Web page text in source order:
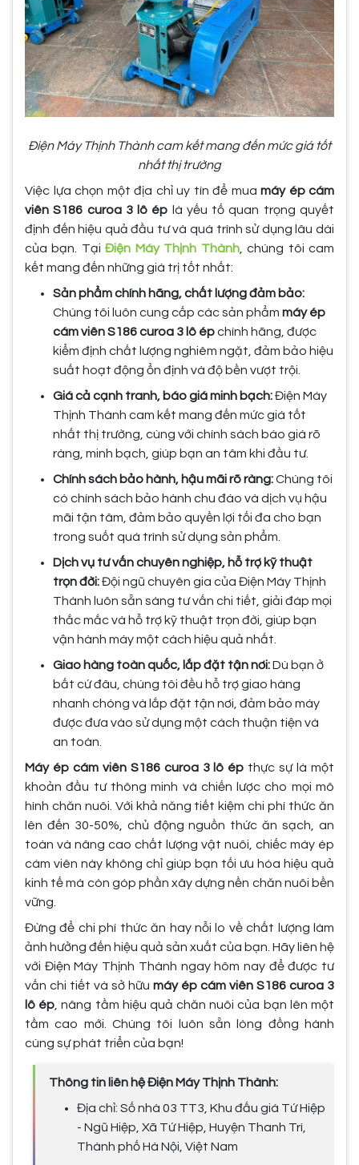
Điện Máy Thịnh Thành cam kết mang đến mức giá tốt
nhất thị trường
Việc lựa chọn một địa chỉ uy tín để mua máy ép cám
viên S186 curoa 3 lô ép là yếu tố quan trọng quyết
định đến hiệu quả đầu tư và quá trình sử dụng lâu dài
của bạn. TạiĐiện Máy Thịnh Thành, chúng tôi cam
kết mang đến những giá trị tốt nhất:
Sản phẩm chính hãng, chất lượng đảm bảo:
Chúng tôi luôn cung cấp các sản phẩm máy ép
cám viên S186 curoa 3 lô épchính hãng, được
kiểm định chất lượng nghiêm ngặt, đảm bảo hiệu
suất hoạt động ổn định và độ bền vượt trội.
Giá cả cạnh tranh, báo giá minh bạch:Điện Máy
Thịnh Thành cam kết mang đến mức giá tốt
nhất thị trường, cùng với chính sách báo giá rõ
ràng, minh bạch, giúp bạn an tâm khi đầu tư.
Chính sách bảo hành, hậu mãi rõ ràng:Chúng tôi
có chính sách bảo hành chu đáo và dịch vụ hậu
mãi tận tâm, đảm bảo quyền lợi tối đa cho bạn
trong suốt quá trình sử dụng sản phẩm.
Dịch vụ tư vấn chuyên nghiệp, hỗ trợ kỹ thuật
trọn đời:Đội ngũ chuyên gia của Điện Máy Thịnh
Thành luôn sẵn sàng tư vấn chi tiết, giải đáp mọi
thắc mắc và hỗ trợ kỹ thuật trọn đời, giúp bạn
vận hành máy một cách hiệu quả nhất.
Giao hàng toàn quốc, lắp đặt tận nơi:Dù bạn ở
bất cứ đâu, chúng tôi đều hỗ trợ giao hàng
nhanh chóng và lắp đặt tận nơi, đảm bảo máy
được đưa vào sử dụng một cách thuận tiện và
an toàn.
Máy ép cám viên S186 curoa 3 lô ép thực sự là một
khoản đầu tư thông minh và chiến lược cho mọi mô
hình chăn nuôi. Với khả năng tiết kiệm chi phí thức ăn
lên đến 30-50%, chủ động nguồn thức ăn sạch, an
toàn và nâng cao chất lượng vật nuôi, chiếc máy ép
cám viên này không chỉ giúp bạn tối ưu hóa hiệu quả
kinh tế mà còn góp phần xây dựng nền chăn nuôi bền
vững.
Đừng để chi phí thức ăn hay nỗi lo về chất lượng làm
ảnh hưởng đến hiệu quả sản xuất của bạn. Hãy liên hệ
với Điện Máy Thịnh Thành ngay hôm nay để được tư
vấn chi tiết và sở hữu máy ép cám viên S186 curoa 3
lô ép , nâng tầm hiệu quả chăn nuôi của bạn lên một
tầm cao mới. Chúng tôi luôn sẵn lòng đồng hành
cùng sự phát triển của bạn!
Thông tin liên hệ Điện Máy Thịnh Thành:
Địa chỉ: Số nhà 03 TT3, Khu đấu giá Tứ Hiệp
- Ngũ Hiệp, Xã Tứ Hiệp, Huyện Thanh Trì,
Thành phố Hà Nội, Việt Nam